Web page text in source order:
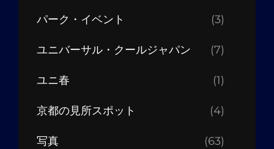
パーク・イベント (3)
ユニバーサル・クールジャパン (7)
ユニ春 (1)
京都の見所スポット (4)
写真 (63)